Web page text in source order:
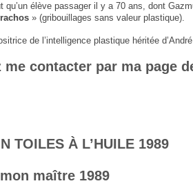
qu’un élève passager il y a 70 ans, dont
» (gribouillages sans valeur plastique).
de l’intelligence plastique héritée
me contacter par ma page
TOILES À L’HUILE 1989
maître 1989